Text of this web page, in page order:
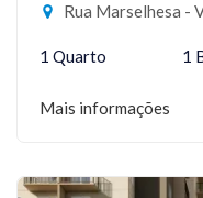
Rua Marselhesa -
1 Quarto 1
Mais informações